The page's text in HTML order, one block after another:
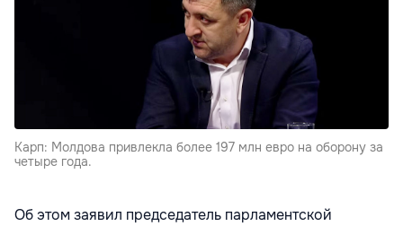
Карп: Молдова привлекла более 197 млн евро на оборону за
четыре года.
Об этом заявил председатель парламентской